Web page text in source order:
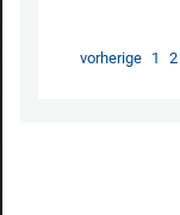
vorherige 1 2